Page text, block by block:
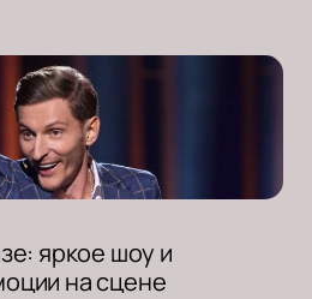
яркое шоу и
на сцене